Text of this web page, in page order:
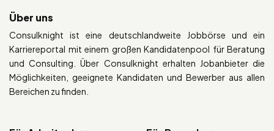
Über uns
Consulknight ist eine deutschlandweite Jobbörse und ein
Karriereportal mit einem großen Kandidatenpool für Beratung
und Consulting. Über Consulknight erhalten Jobanbieter die
Möglichkeiten, geeignete Kandidaten und Bewerber aus allen
Bereichen zu finden.